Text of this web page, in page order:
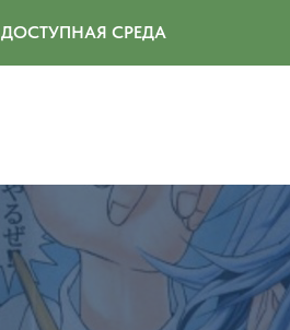
ДОСТУПНАЯ СРЕДА